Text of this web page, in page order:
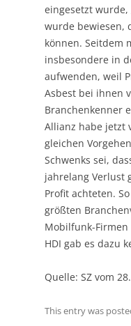
eingesetzt
wurde bewiesen,
können. Seitdem
insbesondere in
aufwenden, weil
Asbest bei ihnen
Branchenkenner
Allianz habe jetzt
gleichen
Schwenks sei,
jahrelang Verlust
Profit achteten.
größten
Mobilfunk-Firmen
HDI gab es dazu
Quelle: SZ vom
This entry was